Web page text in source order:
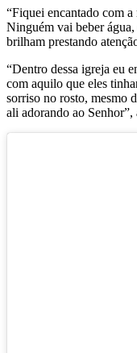
“Fiquei encantado com a
Ninguém vai beber
brilham prestando
“Dentro dessa igreja eu
com aquilo que eles
sorriso no rosto, mesmo
ali adorando ao Senhor”,